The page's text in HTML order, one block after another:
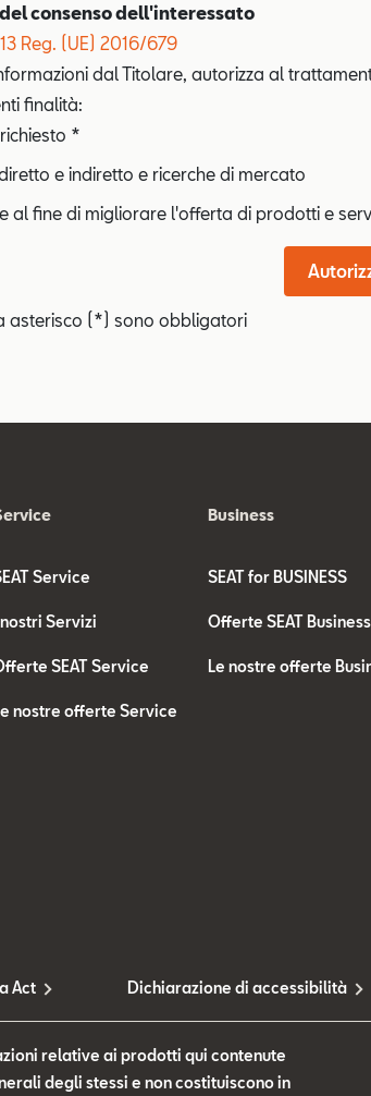
consenso dell'interessato
Reg. (UE) 2016/679
dal Titolare, autorizza al
finalità:
*
e indiretto e ricerche di mercato
al fine di migliorare l'offerta di prodotti e
asterisco (*) sono obbligatori
Service
I nostri Servizi
SEAT Service
nostre offerte Service
Business
SEAT for BUSINESS
Offerte SEAT Business
Le nostre offerte
Act Dichiarazione di accessibilità
relative ai prodotti qui contenute
degli stessi e non costituiscono in